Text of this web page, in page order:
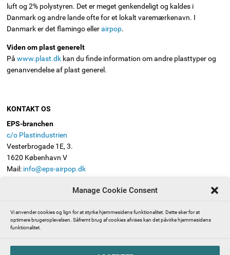
Manage Cookie Consent
Vi anvender cookies og lign for at styrke hjemmesidens funktionalitet. Dette sker for at
optimere brugeroplevelsen. Såfremt brug af cookies afvises kan det påvirke hjemmesidens
funktionalitet.
luft og 2% polystyren. Det er meget genkendeligt og kaldes i
Danmark og andre lande ofte for et lokalt varemærkenavn. I
Danmark er det flamingo ellerairpop.
Viden om plast generelt
Påwww.plast.dk kan du finde information om andre plasttyper og
genanvendelse af plast generel.
KONTAKT OS
EPS-branchen
c/o Plastindustrien
Vesterbrogade 1E, 3.
1620 København V
Mail: info@eps-airpop.dk
FØLG EPS-BRANCHEN